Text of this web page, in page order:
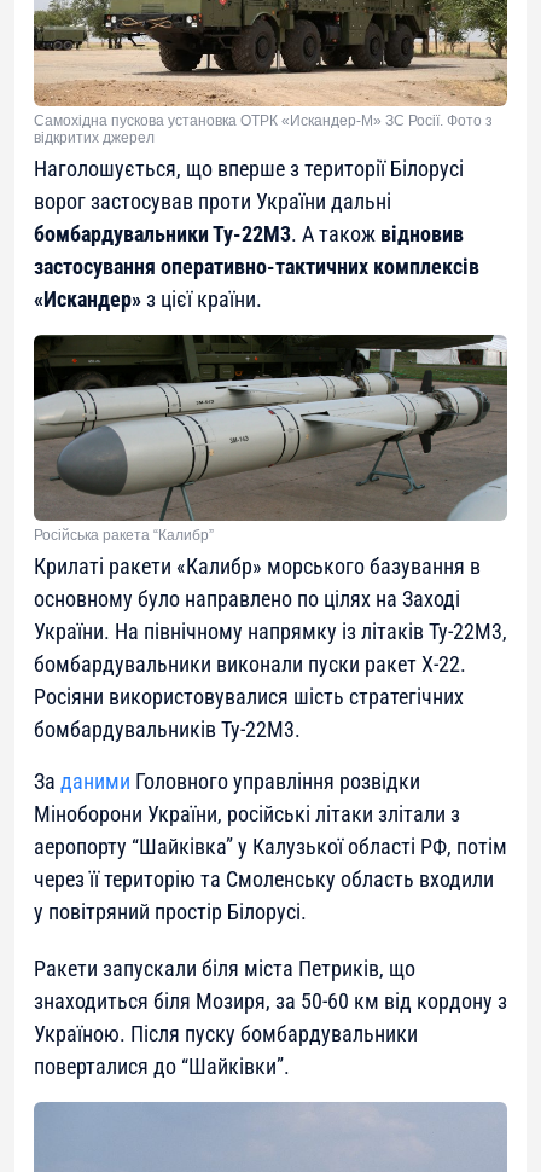
Самохідна пускова установка ОТРК «Искандер-М» ЗС Росії. Фото з
відкритих джерел
Наголошується, що вперше з території Білорусі
ворог застосував проти України дальні
бомбардувальники Ту-22М3. А також відновив
застосування оперативно-тактичних комплексів
«Искандер»з цієї країни.
Російська ракета “Калибр”
Крилаті ракети «Калибр» морського базування в
основному було направлено по цілях на Заході
України. На північному напрямку із літаків Ту-22М3,
бомбардувальники виконали пуски ракет Х-22.
Росіяни використовувалися шість стратегічних
бомбардувальників Ту-22М3.
За даними Головного управління розвідки
Міноборони України, російські літаки злітали з
аеропорту “Шайківка” у Калузької області РФ, потім
через її територію та Смоленську область входили
у повітряний простір Білорусі.
Ракети запускали біля міста Петриків, що
знаходиться біля Мозиря, за 50-60 км від кордону з
Україною. Після пуску бомбардувальники
поверталися до “Шайківки”.